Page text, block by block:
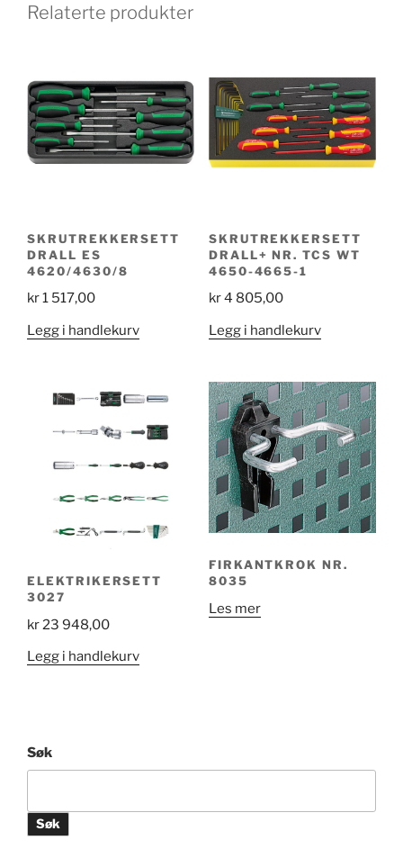
Relaterte produkter
SKRUTREKKERSETT
DRALL ES
4620/4630/8
kr1 517,00
Legg i handlekurv
SKRUTREKKERSETT
DRALL+ NR. TCS WT
4650-4665-1
kr4 805,00
Legg i handlekurv
ELEKTRIKERSETT
3027
kr23 948,00
Legg i handlekurv
FIRKANTKROK NR.
8035
Les mer
Søk
Søk